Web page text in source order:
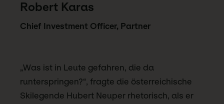
Robert Karas
Chief Investment Officer, Partner
„Was ist in Leute gefahren, die da
runterspringen?“, fragte die österreichische
Skilegende Hubert Neuper rhetorisch, als er